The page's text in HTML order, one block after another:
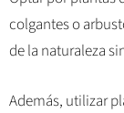
colgantes o
de la naturaleza
Además, utilizar